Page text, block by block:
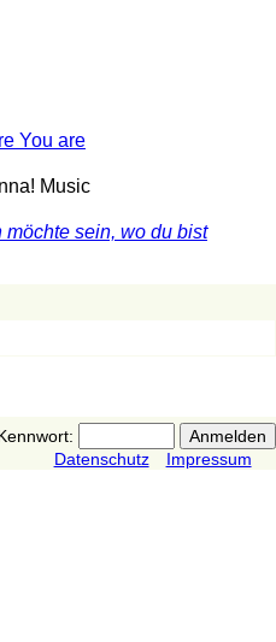
You are
Music
möchte sein, wo du bist
Datenschutz
Impressum